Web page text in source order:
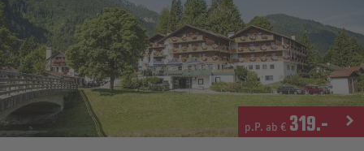
p.P. ab € 319.-